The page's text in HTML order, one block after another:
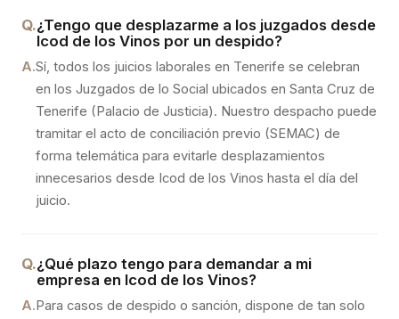
Q.¿Tengo que desplazarme a los juzgados desde
Icod de los Vinos por un despido?
A.Sí, todos los juicios laborales en Tenerife se celebran
en los Juzgados de lo Social ubicados en Santa Cruz de
Tenerife (Palacio de Justicia). Nuestro despacho puede
tramitar el acto de conciliación previo (SEMAC) de
forma telemática para evitarle desplazamientos
innecesarios desde Icod de los Vinos hasta el día del
juicio.
Q.¿Qué plazo tengo para demandar a mi
empresa en Icod de los Vinos?
A. Para casos de despido o sanción, dispone de tan solo